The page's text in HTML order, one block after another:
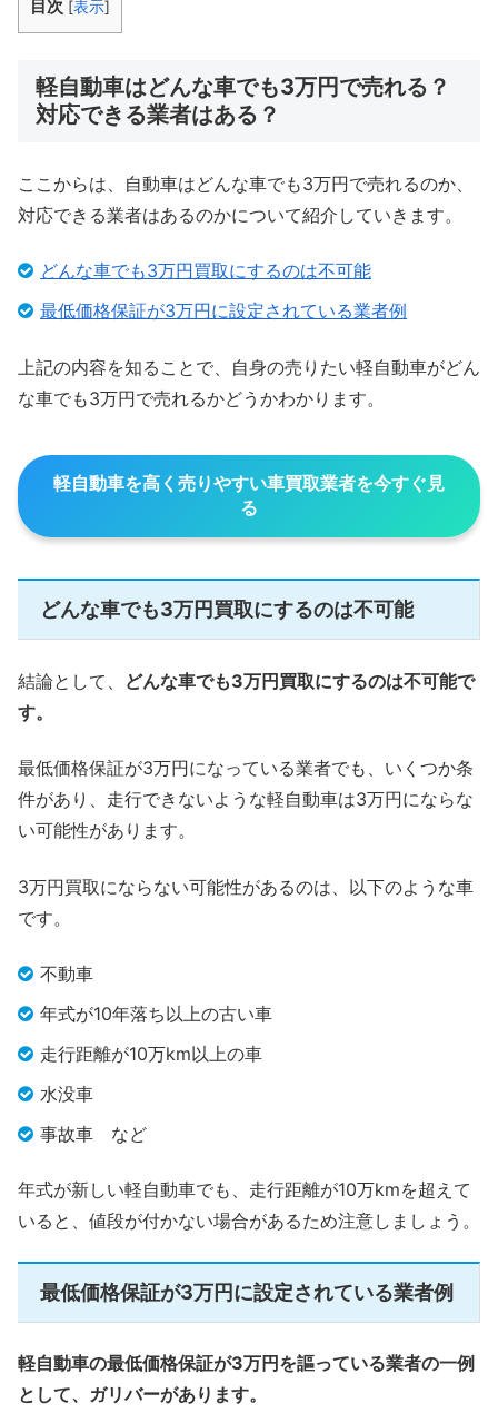
目次 [表示]
軽自動車はどんな車でも3万円で売れる？
対応できる業者はある？
ここからは、自動車はどんな車でも3万円で売れるのか、
対応できる業者はあるのかについて紹介していきます。
どんな車でも3万円買取にするのは不可能
最低価格保証が3万円に設定されている業者例
上記の内容を知ることで、自身の売りたい軽自動車がどん
な車でも3万円で売れるかどうかわかります。
軽自動車を高く売りやすい車買取業者を今すぐ見
る
どんな車でも3万円買取にするのは不可能
結論として、 どんな車でも3万円買取にするのは不可能で
す。
最低価格保証が3万円になっている業者でも、いくつか条
件があり、走行できないような軽自動車は3万円にならな
い可能性があります。
3万円買取にならない可能性があるのは、以下のような車
です。
不動車
年式が10年落ち以上の古い車
走行距離が10万km以上の車
水没車
事故車 など
年式が新しい軽自動車でも、走行距離が10万kmを超えて
いると、値段が付かない場合があるため注意しましょう。
最低価格保証が3万円に設定されている業者例
軽自動車の最低価格保証が3万円を謳っている業者の一例
として、ガリバーがあります。